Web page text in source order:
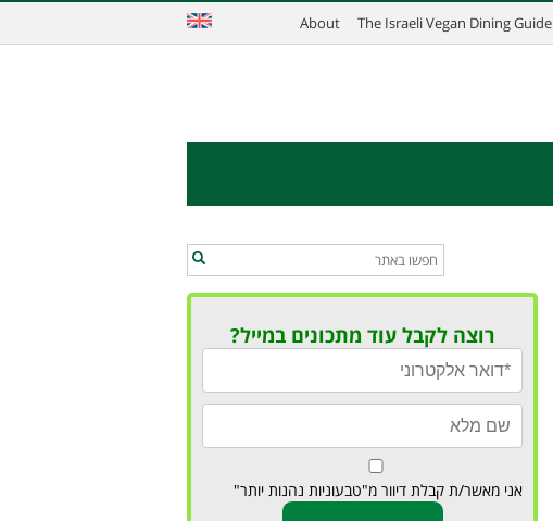
The Israeli Vegan Dining Guide
About
רוצה לקבל עוד מתכונים במייל?
אני מאשר/ת קבלת דיוור מ"טבעוניות נהנות יותר"